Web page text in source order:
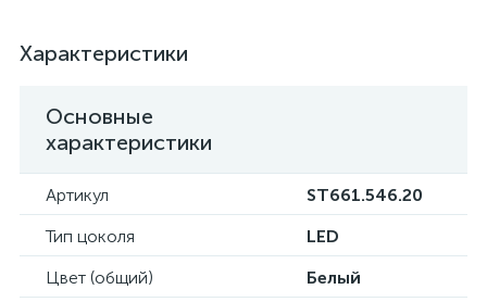
Характеристики
Основные
характеристики
Артикул
ST661.546.20
Тип цоколя
LED
Цвет (общий)
Белый